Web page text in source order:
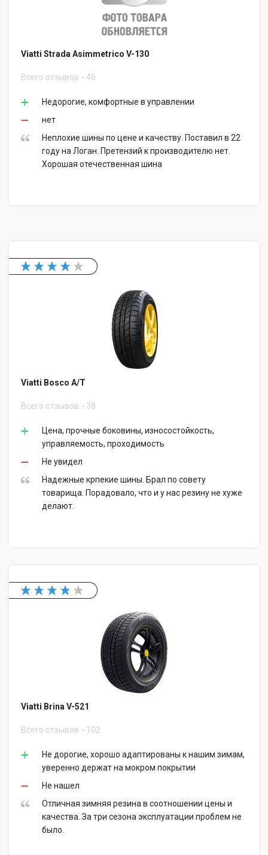
Viatti Strada Asimmetrico V-130
Всего отзывов 46
Недорогие, комфортные в управлении
нет
Неплохие шины по цене и качеству. Поставил в 22
году на Логан. Претензий к производителю нет.
Хорошая отечественная шина
Viatti Bosco A/T
Всего отзывов 38
Цена, прочные боковины, износостойкость,
управляемость, проходимость
Не увидел
Надежные крпекие шины. Брал по совету
товарища. Порадовало, что и у нас резину не хуже
делают.
Viatti Brina V-521
Всего отзывов 102
Не дорогие, хорошо адаптированы к нашим зимам,
уверенно держат на мокром покрытии
Не нашел
Отличная зимняя резина в соотношении цены и
качества. За три сезона эксплуатации проблем не
было.